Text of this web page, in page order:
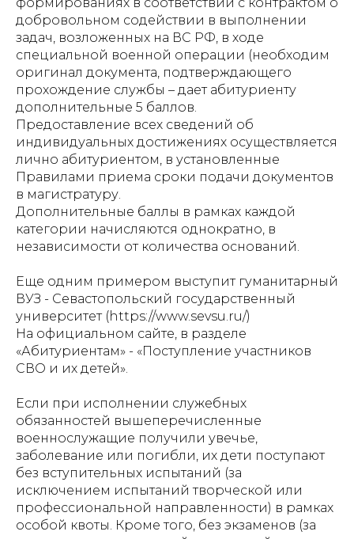
формированиях в соответствии с контрактом о
добровольном содействии в выполнении
задач, возложенных на ВС РФ, в ходе
специальной военной операции (необходим
оригинал документа, подтверждающего
прохождение службы – дает абитуриенту
дополнительные 5 баллов.
Предоставление всех сведений об
индивидуальных достижениях осуществляется
лично абитуриентом, в установленные
Правилами приема сроки подачи документов
в магистратуру.
Дополнительные баллы в рамках каждой
категории начисляются однократно, в
независимости от количества оснований.
Еще одним примером выступит гуманитарный
ВУЗ - Севастопольский государственный
университет (https://www.sevsu.ru/)
На официальном сайте, в разделе
«Абитуриентам» - «Поступление участников
СВО и их детей».
Если при исполнении служебных
обязанностей вышеперечисленные
военнослужащие получили увечье,
заболевание или погибли, их дети поступают
без вступительных испытаний (за
исключением испытаний творческой или
профессиональной направленности) в рамках
особой квоты. Кроме того, без экзаменов (за